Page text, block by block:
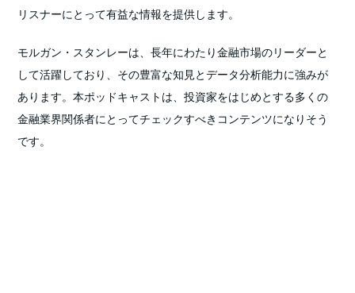
リスナーにとって有益な情報を提供します。
モルガン・スタンレーは、長年にわたり金融市場のリーダーと
して活躍しており、その豊富な知見とデータ分析能力に強みが
あります。本ポッドキャストは、投資家をはじめとする多くの
金融業界関係者にとってチェックすべきコンテンツになりそう
です。